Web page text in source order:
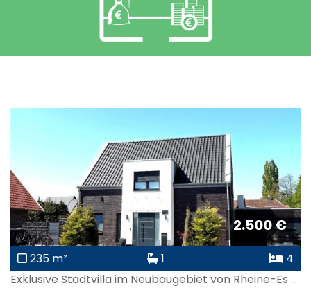
2.500 €
235 m² 1
4
Exklusive Stadtvilla im Neubaugebiet von Rheine-Es ...